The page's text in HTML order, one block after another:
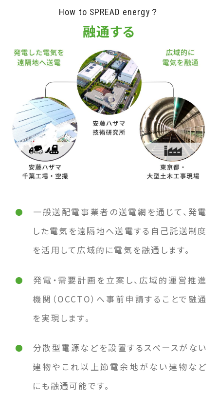
How to SPREAD energy？
融通する
一般送配電事業者の送電網を通じて、発電
した電気を遠隔地へ送電する自己託送制度
を活用して広域的に電気を融通します。
発電・需要計画を立案し、広域的運営推進
機関（OCCTO）へ事前申請することで融通
を実現します。
分散型電源などを設置するスペースがない
建物やこれ以上節電余地がない建物など
にも融通可能です。